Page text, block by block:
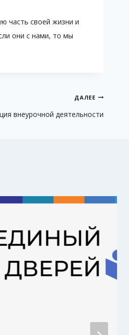
часть своей жизни и
они с нами, то мы
ДАЛЕЕ
внеурочной деятельности